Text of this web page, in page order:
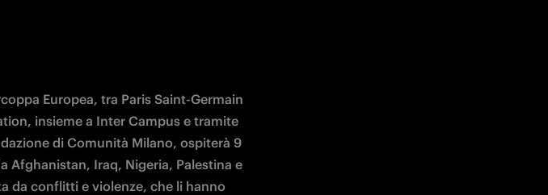
Europea, tra Paris Saint-Germain
insieme a Inter Campus e tramite
di Comunità Milano, ospiterà 9
Afghanistan, Iraq, Nigeria, Palestina e
da conflitti e violenze, che li hanno